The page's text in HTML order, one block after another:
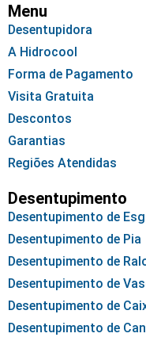
Menu
Desentupidora
A Hidrocool
Forma de Pagamento
Visita Gratuita
Descontos
Garantias
Regiões Atendidas
Desentupimento
Desentupimento de
Desentupimento de Pia
Desentupimento de
Desentupimento de
Desentupimento de
Desentupimento de